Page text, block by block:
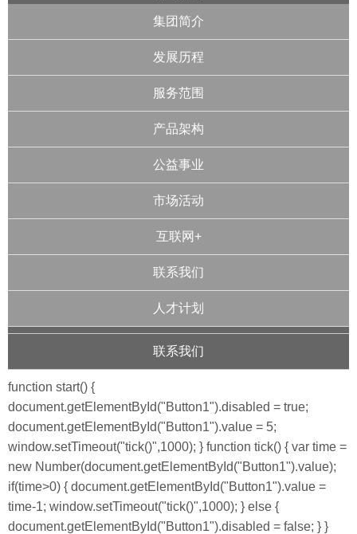
集团简介
发展历程
服务范围
产品架构
公益事业
市场活动
互联网+
联系我们
人才计划
联系我们
function start() {
document.getElementById("Button1").disabled = true;
document.getElementById("Button1").value = 5;
window.setTimeout("tick()",1000); } function tick() { var time =
new Number(document.getElementById("Button1").value);
if(time>0) { document.getElementById("Button1").value =
time-1; window.setTimeout("tick()",1000); } else {
document.getElementById("Button1").disabled = false; } }